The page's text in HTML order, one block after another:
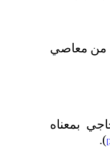
من معاصي
بمعناه
).